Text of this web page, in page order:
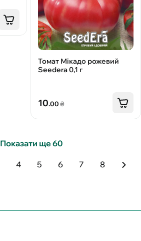
Томат Мікадо рожевий
Seedera 0,1 г
10.00₴
Показати ще 60
4 5 6 7 8